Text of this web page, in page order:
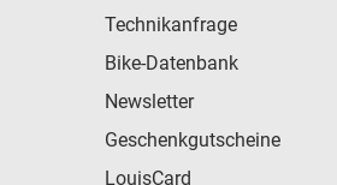
Technikanfrage
Bike-Datenbank
Newsletter
Geschenkgutscheine
LouisCard